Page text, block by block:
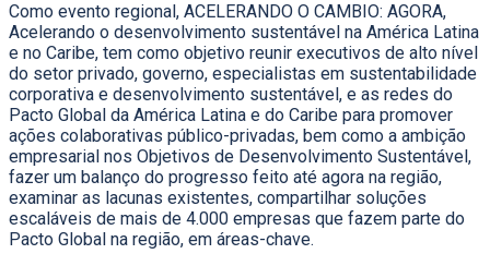
Como evento regional, ACELERANDO O CAMBIO: AGORA,
Acelerando o desenvolvimento sustentável na América Latina
e no Caribe, tem como objetivo reunir executivos de alto nível
do setor privado, governo, especialistas em sustentabilidade
corporativa e desenvolvimento sustentável, e as redes do
Pacto Global da América Latina e do Caribe para promover
ações colaborativas público-privadas, bem como a ambição
empresarial nos Objetivos de Desenvolvimento Sustentável,
fazer um balanço do progresso feito até agora na região,
examinar as lacunas existentes, compartilhar soluções
escaláveis ​​de mais de 4.000 empresas que fazem parte do
Pacto Global na região, em áreas-chave.